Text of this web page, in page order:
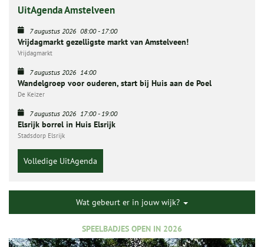
UitAgenda Amstelveen
7 augustus 2026 08:00-17:00
Vrijdagmarkt gezelligste markt van Amstelveen!
Vrijdagmarkt
7 augustus 2026 14:00
Wandelgroep voor ouderen, start bij Huis aan de Poel
De Keizer
7 augustus 2026 17:00-19:00
Elsrijk borrel in Huis Elsrijk
Stadsdorp Elsrijk
Volledige UitAgenda
Wat gebeurt er in jouw wijk?
SPEELBADJES OPEN IN 2026